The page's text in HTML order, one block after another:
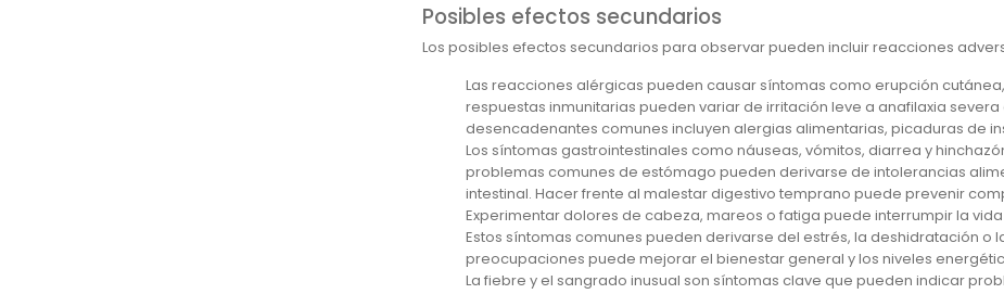
Posibles efectos secundarios
Los posibles efectos secundarios para observar pueden incluir reacciones
Las reacciones alérgicas pueden causar síntomas como erupción
respuestas inmunitarias pueden variar de irritación leve a anafilaxia
desencadenantes comunes incluyen alergias alimentarias, picaduras de
Los síntomas gastrointestinales como náuseas, vómitos, diarrea y
problemas comunes de estómago pueden derivarse de intolerancias
intestinal. Hacer frente al malestar digestivo temprano puede prevenir
Experimentar dolores de cabeza, mareos o fatiga puede interrumpir la
Estos síntomas comunes pueden derivarse del estrés, la deshidratación o
preocupaciones puede mejorar el bienestar general y los niveles
La fiebre y el sangrado inusual son síntomas clave que pueden indicar